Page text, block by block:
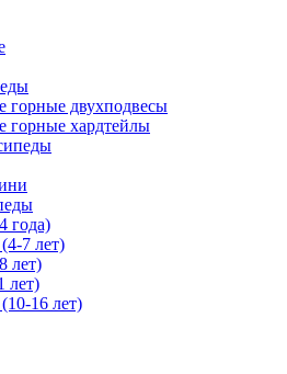
горные двухподвесы
горные хардтейлы
года)
7 лет)
лет)
лет)
16 лет)